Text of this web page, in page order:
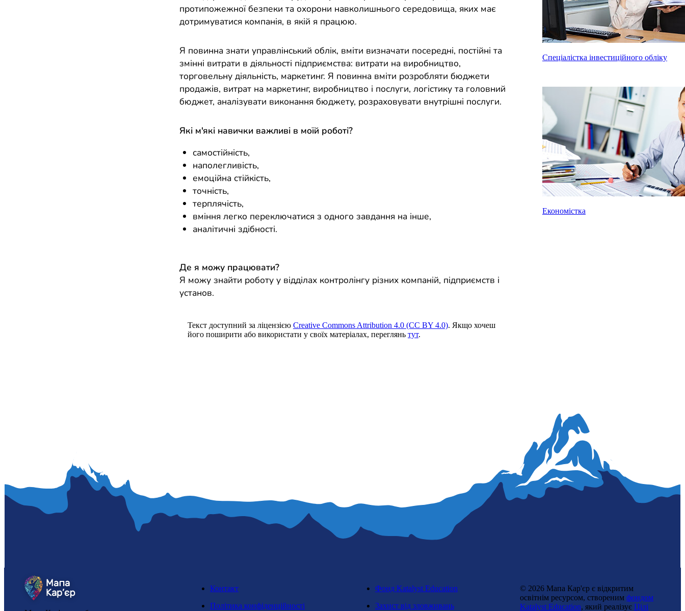
протипожежної безпеки та охорони навколишнього середовища, яких має
дотримуватися компанія, в якій я працюю.
Я повинна знати управлінський облік, вміти визначати посередні, постійні та
змінні витрати в діяльності підприємства: витрати на виробництво,
торговельну діяльність, маркетинг. Я повинна вміти розробляти бюджети
продажів, витрат на маркетинг, виробництво і послуги, логістику та головний
бюджет, аналізувати виконання бюджету, розраховувати внутрішні послуги.
Які м'які навички важливі в моїй роботі?
самостійність,
наполегливість,
емоційна стійкість,
точність,
терплячість,
вміння легко переключатися з одного завдання на інше,
аналітичні здібності.
Де я можу працювати?
Я можу знайти роботу у відділах контролінгу різних компаній, підприємств і
установ.
Текст доступний за ліцензією Creative Commons Attribution 4.0 (CC BY 4.0). Якщо хочеш
його поширити або використати у своїх матеріалах, переглянь тут.
Спеціалістка інвестиційного обліку
Економістка
Контакт
Політика конфіденційності
Фонд Katalyst Education
Захист від зловживань
© 2026 Мапа Кар'єр є відкритим
освітнім ресурсом, створеним фондом
Katalyst Education, який реалізує Цілі